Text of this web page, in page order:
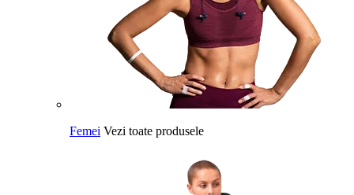
Femei Vezi toate produsele